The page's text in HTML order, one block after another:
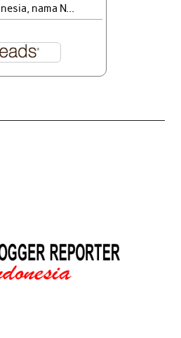
nama N...